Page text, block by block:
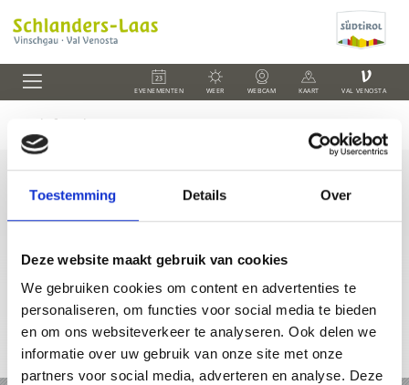
Toestemming Details Over
Deze website maakt gebruik van cookies
We gebruiken cookies om content en advertenties te
personaliseren, om functies voor social media te bieden
en om ons websiteverkeer te analyseren. Ook delen we
informatie over uw gebruik van onze site met onze
partners voor social media, adverteren en analyse. Deze
EVENEMENTEN WEER WEBCAM KAART
V
VAL VENOSTA
Online-kaart